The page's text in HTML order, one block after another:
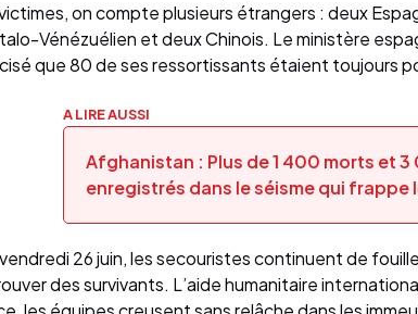
on compte plusieurs étrangers : deux
Vénézuélien et deux Chinois. Le ministère
que 80 de ses ressortissants étaient toujours
A LIRE AUSSI
Afghanistan : Plus de 1 400 morts et
enregistrés dans le séisme qui frappe
26 juin, les secouristes continuent de
des survivants. L’aide humanitaire